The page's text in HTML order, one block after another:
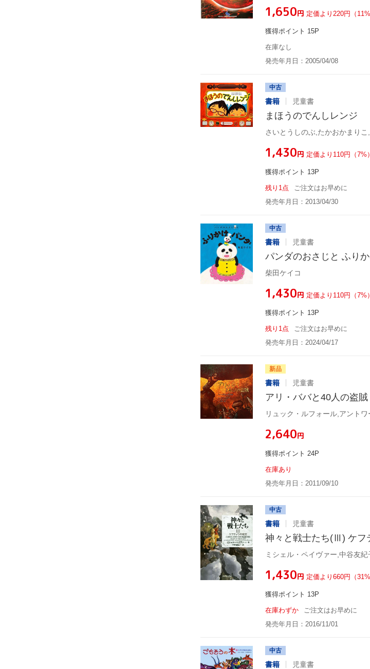
¥1,650円 定価より220円（
獲得ポイント 15P
在庫なし
発売年月日：2005/04/08
中古
書籍 児童書
まほうのでんしレンジ
さいとうしのぶ,たかおかまりこ
¥1,430円 定価より110円（7%
獲得ポイント 13P
残り1点
ご注文はお早めに
発売年月日：2013/04/30
中古
書籍 児童書
パンダのおさじと ふり
柴田ケイコ
¥1,430円 定価より110円（7%
獲得ポイント 13P
残り1点
ご注文はお早めに
発売年月日：2024/04/17
新品
書籍 児童書
アリ・ババと40人の盗
リュック・ルフォール,アント
¥2,640円
獲得ポイント 24P
在庫あり
発売年月日：2011/09/10
中古
書籍 児童書
神々と戦士たち(Ⅲ) ケフ
ミシェル・ペイヴァー,中谷友紀
¥1,430円 定価より660円（
獲得ポイント 13P
在庫わずか
ご注文はお早めに
発売年月日：2016/11/01
中古
書籍 児童書